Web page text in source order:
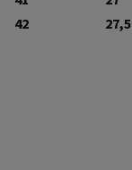
42
27,5